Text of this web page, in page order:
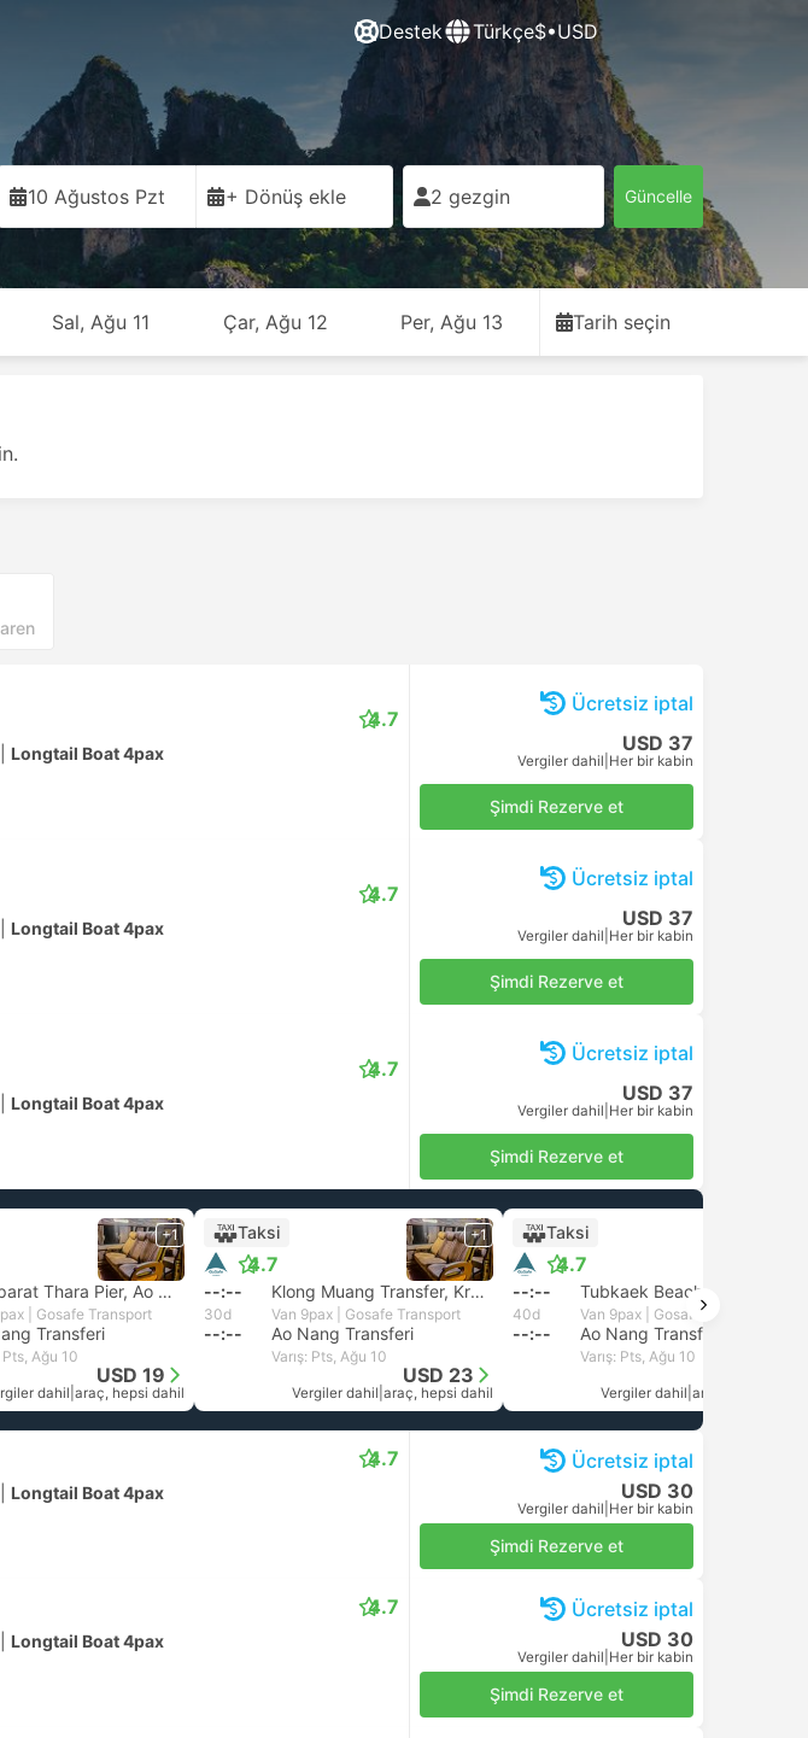
Destek Türkçe$•USD
10 Ağustos Pzt + Dönüş ekle 2 gezgin Güncelle
Sal, Ağu 11 Çar, Ağu 12 Per, Ağu 13 Tarih seçin
Longtail Boat 4pax
4.7
Ücretsiz iptal
USD 37
Vergiler dahil Her bir kabin
Şimdi Rezerve et
Longtail Boat 4pax
4.7
Ücretsiz iptal
USD 37
Vergiler dahil Her bir kabin
Şimdi Rezerve et
Longtail Boat 4pax
4.7
Ücretsiz iptal
USD 37
Vergiler dahil Her bir kabin
Şimdi Rezerve et
+1
Nopparat Thara Pier, Ao Nang
| Gosafe Transport
Transferi
Pts, Ağu 10
USD 19
dahil araç, hepsi dahil
Taksi
4.7
+1
--:-- Klong Muang Transfer, Krabi
30d Van 9pax | Gosafe Transport
--:-- Ao Nang Transferi
Varış: Pts, Ağu 10
USD 23
Vergiler dahil araç, hepsi dahil
Taksi
4.7
--:--
40d Van 9pax | Gosafe Transport
--:-- Ao Nang Transferi
Varış: Pts, Ağu 10
Vergiler dahil araç, hepsi dahil
Longtail Boat 4pax
4.7
Ücretsiz iptal
USD 30
Vergiler dahil Her bir kabin
Şimdi Rezerve et
Longtail Boat 4pax
4.7
Ücretsiz iptal
USD 30
Vergiler dahil Her bir kabin
Şimdi Rezerve et